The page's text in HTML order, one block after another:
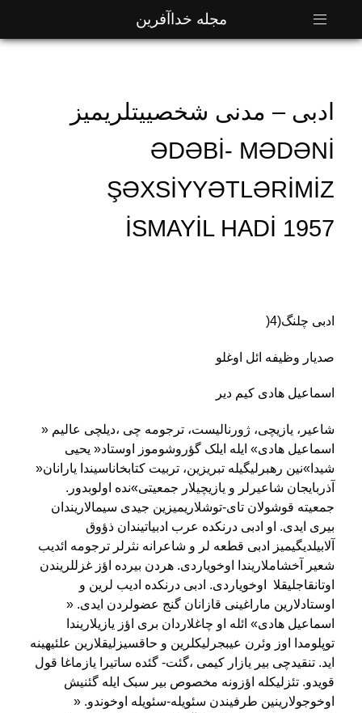
مجله خداآفرین
ادبی – مدنی شخصییتلریمیز
ƏDƏBİ- MƏDƏNİ
ŞƏXSİYYƏTLƏRİMİZ
İSMAYİL HADİ 1957
ادبی چلنگ(4 )
صدیار وظیفه ائل اوغلو
اسماعیل هادی کیم دیر
شاعیر، یازیچی، ژورنالیست، ترجومه چی ،دیلچی عالیم «
اسماعیل هادی» ایله ایلک گؤروشوموز اوستاد« یحیی
شیدا»نین رهبرلیگیله تبریزین، تربیت کتابخاناسیندا یارانان«
آذربایجان شاعیرلر و یازیچیلار جمعیتی»نده اولوبدور.
جمعیته قوشولان تای-توشلاریمیزین جیدی سیمالاریندان
بیری ایدی. او ادبی درنکده عرب ادبیاتیندان ذؤوق
آلابیلدیگیمیز ادبی قطعه لر و شاعرانه نثرلر ترجومه ائدیب
شعیر آخشاملاریندا اوخویاردی. هردن بیرده اؤز غزللریندن
اوتانقاجلیقلا اوخویاردی. ادبی درنکده ادیب لرین و
اوستادلارین ماراغینی قازانان گنج عضولردن ایدی. «
اسماعیل هادی» ائله او چاغلاردان بری اؤز یازیلاریندا
توپلومدا اوز وئرن عیبجرلیکلرین و حاقسیزلیقلارین علئیهینه
اید. تنقیدچی بیر یازار کیمی ،گئت- گئده ساتیرا یازماغا قول
قویدو. تئزلیکله اؤزونه مخصوص بیر سبک ایله گئنیش
اوخوجولارینین طرفیندن سئویله-سئویله اوخوندو. «